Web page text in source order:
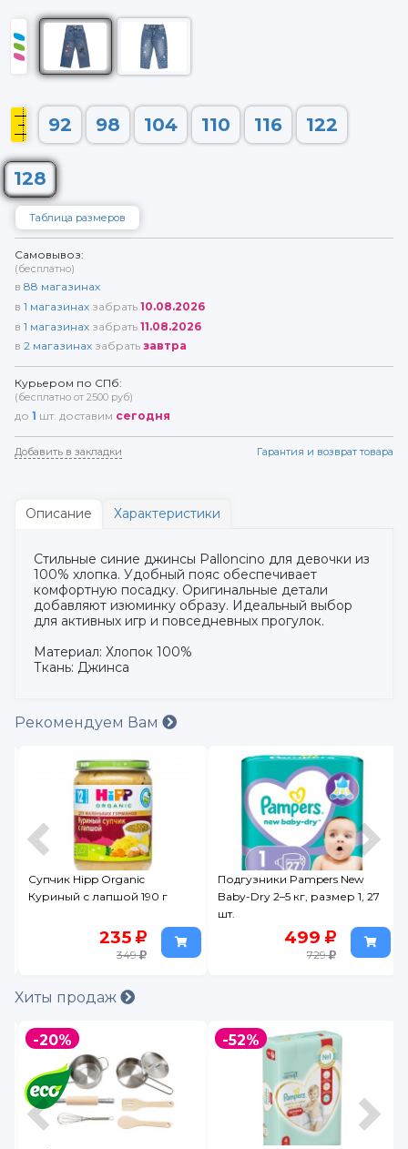
92 98 104 110 116 122
128
Таблица размеров
Самовывоз:
(бесплатно)
в 88 магазинах
в 1 магазинах забрать 10.08.2026
в 1 магазинах забрать 11.08.2026
в 2 магазинах забрать завтра
Курьером по СПб:
(бесплатно от 2500 руб)
до 1 шт. доставим сегодня
Добавить в закладки Гарантия и возврат товара
Описание Характеристики
Стильные синие джинсы Palloncino для девочки из
100% хлопка. Удобный пояс обеспечивает
комфортную посадку. Оригинальные детали
добавляют изюминку образу. Идеальный выбор
для активных игр и повседневных прогулок.
Материал: Хлопок 100%
Ткань: Джинса
Рекомендуем Вам
Супчик Hipp Organic
Куриный с лапшой 190 г
235
349
Подгузники Pampers New
Baby-Dry 2–5 кг, размер 1, 27
шт.
499
729
Хиты продаж
-20% -52%